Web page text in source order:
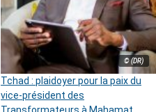
© (DR)
Tchad : plaidoyer pour la paix du
vice-président des